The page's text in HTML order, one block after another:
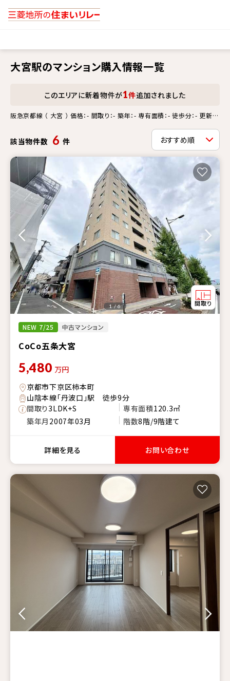
大宮駅のマンション購入情報一覧
このエリアに新着物件が1件追加されました
阪急京都線 （ 大宮 ） 価格：- 間取り：- 築年：- 専有面積：- 徒歩分：- 更新情
該当物件数 6 件
NEW 7/25 中古マンション
CoCo五条大宮
1 / 6
5,480 万円
京都市下京区柿本町
山陰本線「丹波口」駅 徒歩9分
間取り3LDK+S 専有面積120.3㎡
築年月 2007年03月 階数8階/9階建て
詳細を見る お問い合わせ